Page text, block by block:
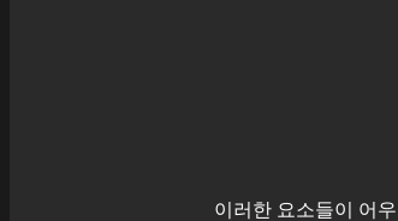
이러한 요소들이 어